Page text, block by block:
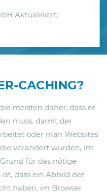
Aktualisiert:
CACHING?
meisten daher, dass er
muss, damit der
oder man Websites
verändert wurden, im
für das nötige
ist, dass ein Abbild der
haben, im Browser